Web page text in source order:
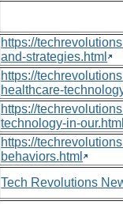
https://
and-strategies.html
https://
healthcare-
https://
technology-in-
https://
behaviors.html
Tech Revolutions